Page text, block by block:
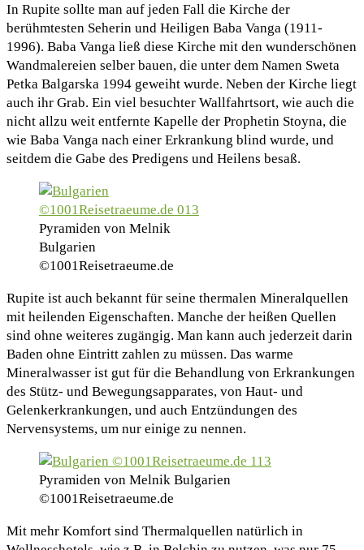
In Rupite sollte man auf jeden Fall die Kirche der
berühmtesten Seherin und Heiligen Baba Vanga (1911-
1996). Baba Vanga ließ diese Kirche mit den wunderschönen
Wandmalereien selber bauen, die unter dem Namen Sweta
Petka Balgarska 1994 geweiht wurde. Neben der Kirche liegt
auch ihr Grab. Ein viel besuchter Wallfahrtsort, wie auch die
nicht allzu weit entfernte Kapelle der Prophetin Stoyna, die
wie Baba Vanga nach einer Erkrankung blind wurde, und
seitdem die Gabe des Predigens und Heilens besaß.
Pyramiden von Melnik
Bulgarien
©1001Reisetraeume.de
Rupite ist auch bekannt für seine thermalen Mineralquellen
mit heilenden Eigenschaften. Manche der heißen Quellen
sind ohne weiteres zugängig. Man kann auch jederzeit darin
Baden ohne Eintritt zahlen zu müssen. Das warme
Mineralwasser ist gut für die Behandlung von Erkrankungen
des Stütz- und Bewegungsapparates, von Haut- und
Gelenkerkrankungen, und auch Entzündungen des
Nervensystems, um nur einige zu nennen.
Pyramiden von Melnik Bulgarien
©1001Reisetraeume.de
Mit mehr Komfort sind Thermalquellen natürlich in